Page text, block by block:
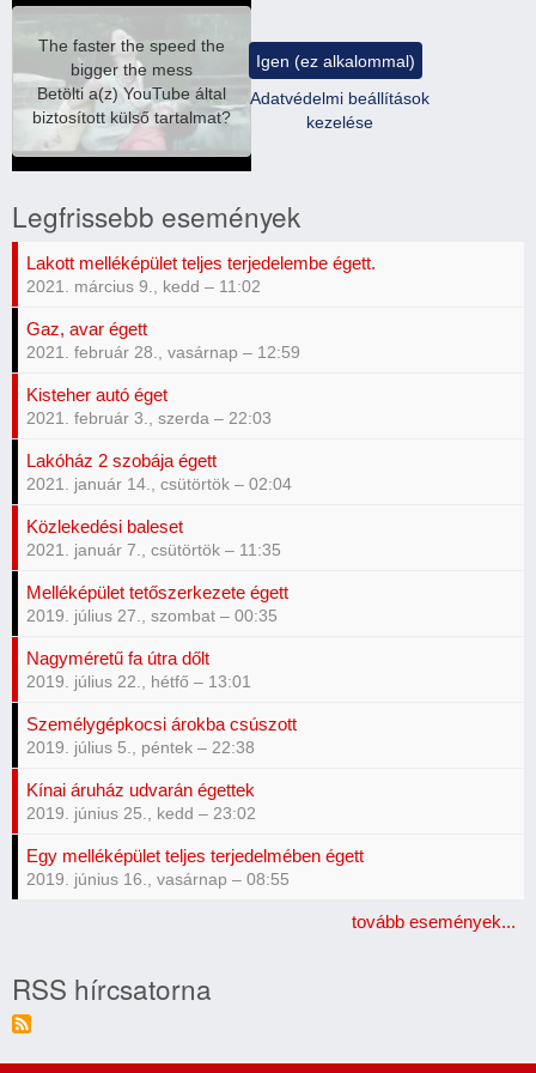
The faster the speed the
bigger the mess
Betölti a(z)YouTube által
biztosított külső tartalmat?
Igen (ez alkalommal)
Adatvédelmi beállítások
kezelése
Legfrissebb események
Lakott melléképület teljes terjedelembe égett.
2021. március 9., kedd – 11:02
Gaz, avar égett
2021. február 28., vasárnap – 12:59
Kisteher autó éget
2021. február 3., szerda – 22:03
Lakóház 2 szobája égett
2021. január 14., csütörtök – 02:04
Közlekedési baleset
2021. január 7., csütörtök – 11:35
Melléképület tetőszerkezete égett
2019. július 27., szombat – 00:35
Nagyméretű fa útra dőlt
2019. július 22., hétfő – 13:01
Személygépkocsi árokba csúszott
2019. július 5., péntek – 22:38
Kínai áruház udvarán égettek
2019. június 25., kedd – 23:02
Egy melléképület teljes terjedelmében égett
2019. június 16., vasárnap – 08:55
tovább események...
RSS hírcsatorna